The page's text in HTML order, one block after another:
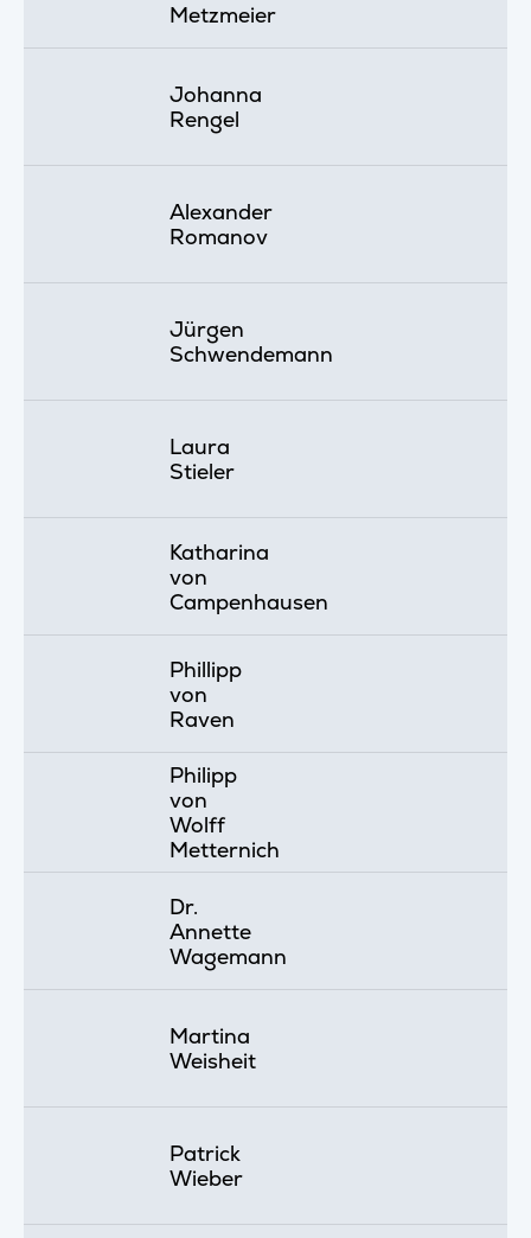
Metzmeier
Johanna
Rengel
Alexander
Romanov
Jürgen
Schwendemann
Laura
Stieler
Katharina
von
Campenhausen
Phillipp
von
Raven
Philipp
von
Wolff
Metternich
Dr.
Annette
Wagemann
Martina
Weisheit
Patrick
Wieber